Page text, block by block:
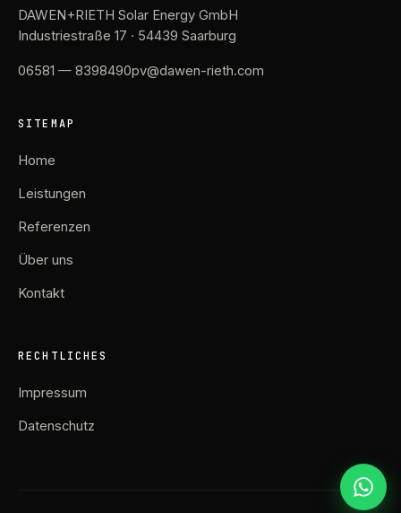
DAWEN+RIETH Solar Energy GmbH
Industriestraße 17 · 54439 Saarburg
06581 — 8398490pv@dawen-rieth.com
SITEMAP
Home
Leistungen
Referenzen
Über uns
Kontakt
RECHTLICHES
Impressum
Datenschutz